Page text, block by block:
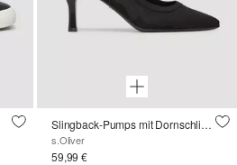
Slingback-Pumps mit Dornschließe
s.Oliver
59,99 €